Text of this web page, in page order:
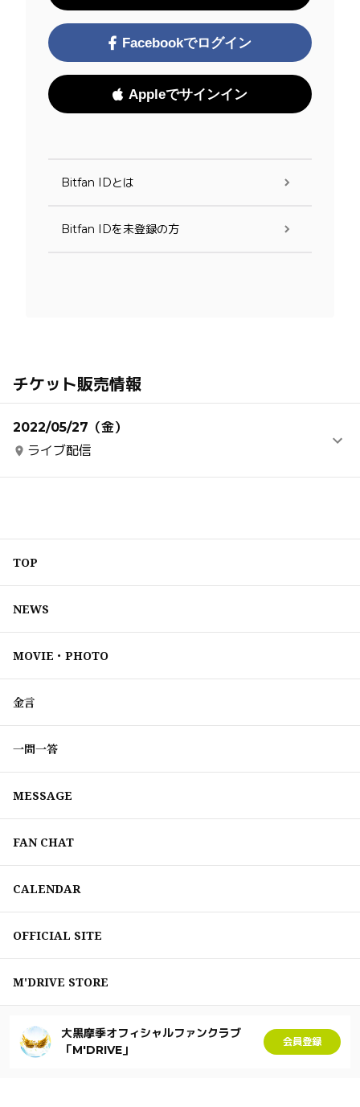
Facebookでログイン
Appleでサインイン
Bitfan IDとは
Bitfan IDを未登録の方
チケット販売情報
2022/05/27（金）
ライブ配信
TOP
NEWS
MOVIE・PHOTO
金言
一問一答
MESSAGE
FAN CHAT
CALENDAR
OFFICIAL SITE
M'DRIVE STORE
大黒摩季オフィシャルファンクラブ
「M'DRIVE」
会員登録